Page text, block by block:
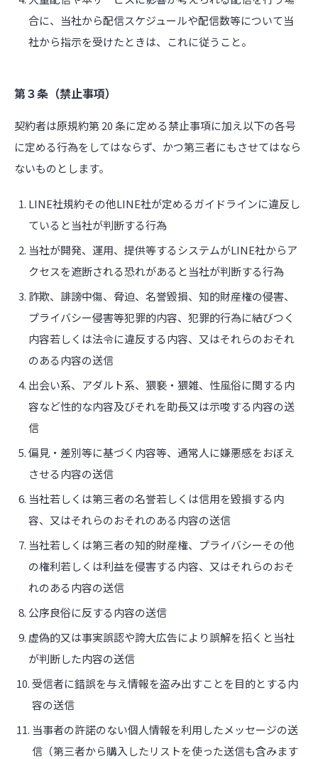
合に、当社から配信スケジュールや配信数等について当
社から指示を受けたときは、これに従うこと。
第３条（禁止事項）
契約者は原規約第 20 条に定める禁止事項に加え以下の各号
に定める行為をしてはならず、かつ第三者にもさせてはなら
ないものとします。
LINE社規約その他LINE社が定めるガイドラインに違反し
ていると当社が判断する行為
当社が開発、運用、提供等するシステムがLINE社からア
クセスを遮断される恐れがあると当社が判断する行為
詐欺、誹謗中傷、脅迫、名誉毀損、知的財産権の侵害、
プライバシー侵害等犯罪的内容、犯罪的行為に結びつく
内容若しくは法令に違反する内容、又はそれらのおそれ
のある内容の送信
出会い系、アダルト系、猥褻・猥雑、性風俗に関する内
容など性的な内容及びそれを助長又は示唆する内容の送
信
偏見・差別等に基づく内容等、通常人に嫌悪感をおぼえ
させる内容の送信
当社若しくは第三者の名誉若しくは信用を毀損する内
容、又はそれらのおそれのある内容の送信
当社若しくは第三者の知的財産権、プライバシーその他
の権利若しくは利益を侵害する内容、又はそれらのおそ
れのある内容の送信
公序良俗に反する内容の送信
虚偽的又は事実誤認や誇大広告により誤解を招くと当社
が判断した内容の送信
受信者に錯誤を与え情報を盗み出すことを目的とする内
容の送信
当事者の許諾のない個人情報を利用したメッセージの送
信（第三者から購入したリストを使った送信も含みます